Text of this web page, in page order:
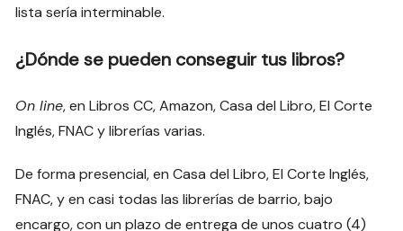
lista sería interminable.
¿Dónde se pueden conseguir tus libros?
On line, en Libros CC, Amazon, Casa del Libro, El Corte
Inglés, FNAC y librerías varias.
De forma presencial, en Casa del Libro, El Corte Inglés,
FNAC, y en casi todas las librerías de barrio, bajo
encargo, con un plazo de entrega de unos cuatro (4)